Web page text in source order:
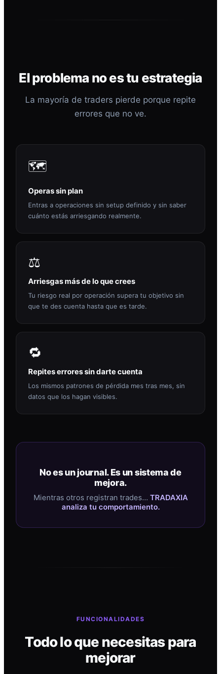
El problema no es tu estrategia
La mayoría de traders pierde porque repite
errores que no ve.
🗺️
Operas sin plan
Entras a operaciones sin setup definido y sin saber
cuánto estás arriesgando realmente.
⚖️
Arriesgas más de lo que crees
Tu riesgo real por operación supera tu objetivo sin
que te des cuenta hasta que es tarde.
🔁
Repites errores sin darte cuenta
Los mismos patrones de pérdida mes tras mes, sin
datos que los hagan visibles.
No es un journal. Es un sistema de
mejora.
Mientras otros registran trades… TRADAXIA
analiza tu comportamiento.
FUNCIONALIDADES
Todo lo que necesitas para
mejorar